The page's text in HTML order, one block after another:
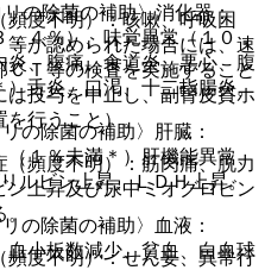
の除菌の補助〉消化器：
４％）、味覚異常（１０．
、腹痛、食道炎、悪心、腹
舌炎、口渇、十二指腸炎。
の除菌の補助〉肝臓：
（１％未満＊）肝機能異常、
ルビン上昇、ＬＤＨ上昇。
の除菌の補助〉血液：
血小板数減少、貧血、白血球
度不明）：咳嗽、呼吸困
が認められた場合には、速
Ｔ等の検査を実施すること
投与を中止し、副腎皮質ホ
を行うこと）。
頻度不明）：筋肉痛、脱力
上昇及び尿中ミオグロビン
度不明）：せん妄、異常行